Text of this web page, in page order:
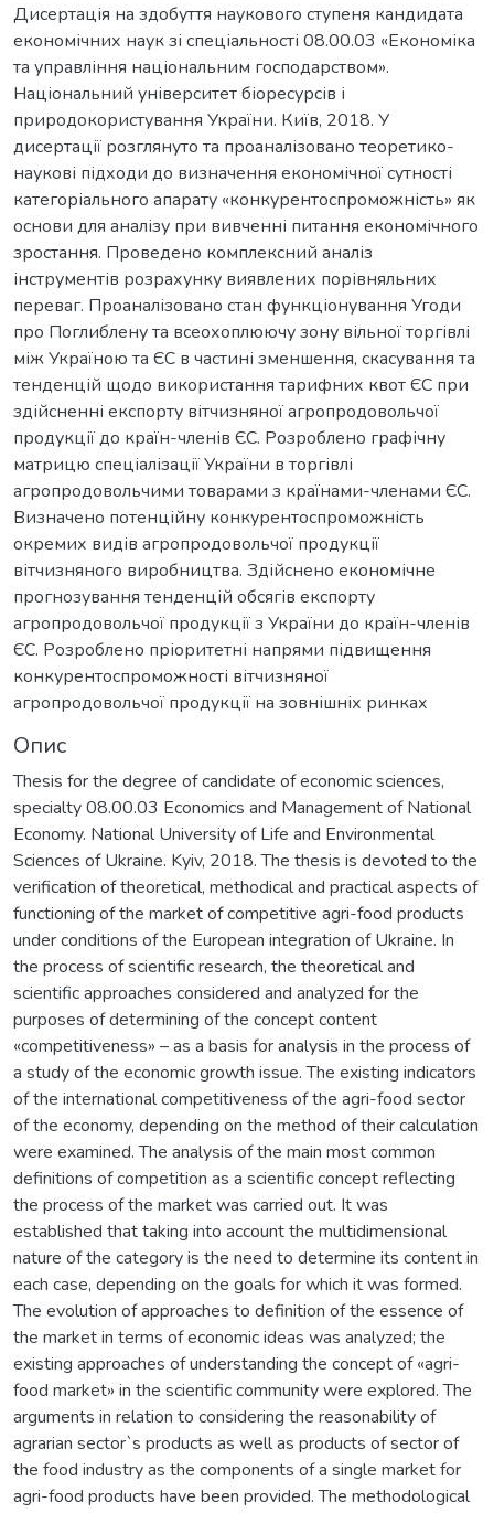
Дисертація на здобуття наукового ступеня кандидата
економічних наук зі спеціальності 08.00.03 «Економіка
та управління національним господарством».
Національний університет біоресурсів і
природокористування України. Київ, 2018. У
дисертації розглянуто та проаналізовано теоретико-
наукові підходи до визначення економічної сутності
категоріального апарату «конкурентоспроможність» як
основи для аналізу при вивченні питання економічного
зростання. Проведено комплексний аналіз
інструментів розрахунку виявлених порівняльних
переваг. Проаналізовано стан функціонування Угоди
про Поглиблену та всеохоплюючу зону вільної торгівлі
між Україною та ЄС в частині зменшення, скасування та
тенденцій щодо використання тарифних квот ЄС при
здійсненні експорту вітчизняної агропродовольчої
продукції до країн-членів ЄС. Розроблено графічну
матрицю спеціалізації України в торгівлі
агропродовольчими товарами з країнами-членами ЄС.
Визначено потенційну конкурентоспроможність
окремих видів агропродовольчої продукції
вітчизняного виробництва. Здійснено економічне
прогнозування тенденцій обсягів експорту
агропродовольчої продукції з України до країн-членів
ЄС. Розроблено пріоритетні напрями підвищення
конкурентоспроможності вітчизняної
агропродовольчої продукції на зовнішніх ринках
Опис
Thesis for the degree of candidate of economic sciences,
specialty 08.00.03 Economics and Management of National
Economy. National University of Life and Environmental
Sciences of Ukraine. Kyiv, 2018. The thesis is devoted to the
verification of theoretical, methodical and practical aspects of
functioning of the market of competitive agri-food products
under conditions of the European integration of Ukraine. In
the process of scientific research, the theoretical and
scientific approaches considered and analyzed for the
purposes of determining of the concept content
«competitiveness» – as a basis for analysis in the process of
a study of the economic growth issue. The existing indicators
of the international competitiveness of the agri-food sector
of the economy, depending on the method of their calculation
were examined. The analysis of the main most common
definitions of competition as a scientific concept reflecting
the process of the market was carried out. It was
established that taking into account the multidimensional
nature of the category is the need to determine its content in
each case, depending on the goals for which it was formed.
The evolution of approaches to definition of the essence of
the market in terms of economic ideas was analyzed; the
existing approaches of understanding the concept of «agri-
food market» in the scientific community were explored. The
arguments in relation to considering the reasonability of
agrarian sector`s products as well as products of sector of
the food industry as the components of a single market for
agri-food products have been provided. The methodological